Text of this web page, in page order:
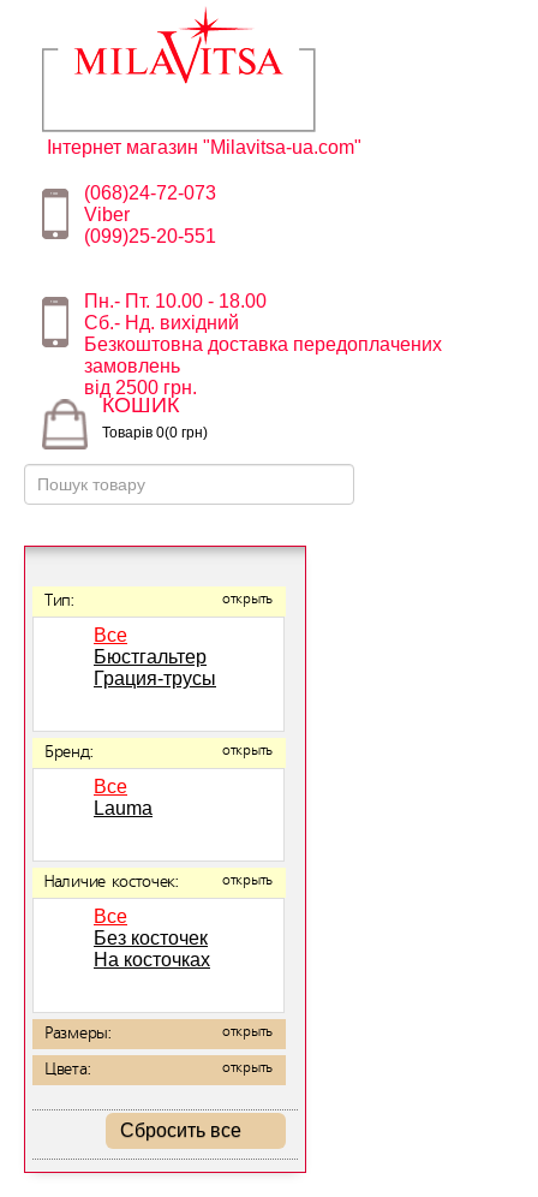
Інтернет магазин "Milavitsa-ua.com"
(068)24-72-073
Viber
(099)25-20-551
Пн.- Пт. 10.00 - 18.00
Сб.- Нд. вихідний
Безкоштовна доставка передоплачених
замовлень
від 2500 грн.
КОШИК
Товарів 0(0 грн)
Тип: открыть
Все
Бюстгальтер
Грация-трусы
Бренд: открыть
Все
Lauma
Наличие косточек: открыть
Все
Без косточек
На косточках
Размеры: открыть
Цвета: открыть
Сбросить все